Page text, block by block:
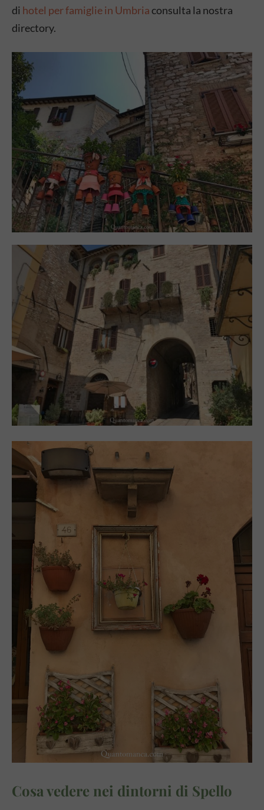
di hotel per famiglie in Umbria consulta la nostra
directory.
Cosa vedere nei dintorni di Spello